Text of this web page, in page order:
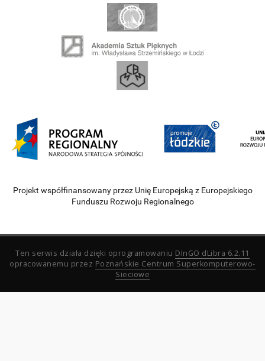
Projekt współfinansowany przez Unię Europejską z Europejskiego
Funduszu Rozwoju Regionalnego
Ten serwis działa dzięki oprogramowaniu DInGO dLibra 6.2.11
opracowanemu przez Poznańskie Centrum Superkomputerowo-
Sieciowe